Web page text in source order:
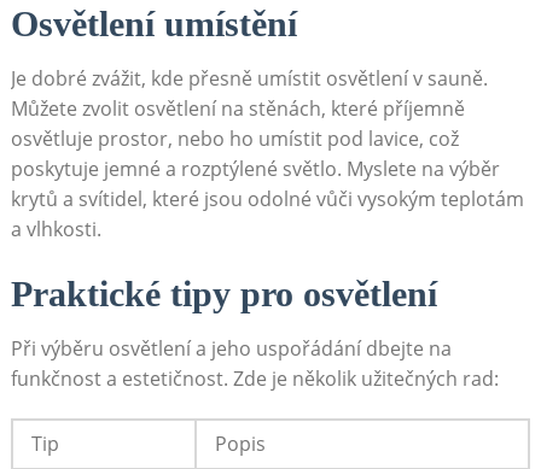
Osvětlení umístění
Je ⁢dobré zvážit, kde přesně umístit osvětlení⁢ v sauně.
Můžete zvolit osvětlení na stěnách, které příjemně
osvětluje ‌prostor, nebo ho umístit pod lavice, což
poskytuje‌ jemné a rozptýlené světlo. ⁤Myslete na výběr
krytů a ⁢svítidel, které jsou odolné vůči vysokým teplotám
a vlhkosti.
Praktické ‍tipy ‍pro‌ osvětlení
Při výběru ‍osvětlení ⁢a⁤ jeho uspořádání dbejte na
funkčnost⁣ a estetičnost. Zde je několik ⁤užitečných rad:
Tip
Popis